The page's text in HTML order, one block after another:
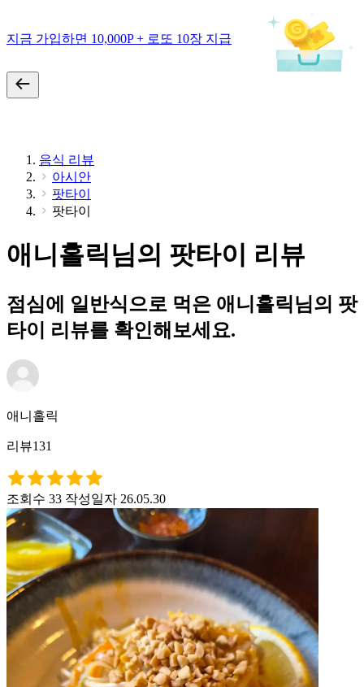
지금 가입하면 10,000P + 로또 10장 지급
음식 리뷰
아시안
팟타이
팟타이
애니홀릭님의 팟타이 리뷰
점심에 일반식으로 먹은 애니홀릭님의 팟
타이 리뷰를 확인해보세요.
애니홀릭
리뷰131
조회수 33 작성일자 26.05.30